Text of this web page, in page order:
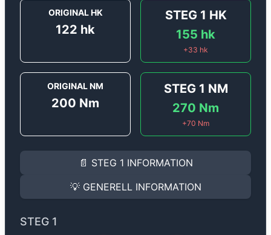
ORIGINAL HK
122 hk
STEG 1 HK
155 hk
+33 hk
ORIGINAL NM
200 Nm
STEG 1 NM
270 Nm
+70 Nm
📄 STEG 1 INFORMATION
INFORMATION
Steg 1
Audi A3 1.4 TSI (CMBA-
Effekten ökar från122 hktill155 hkoch
(+33 hk & +70 Nm).
Ger mer effekt, högre vridmoment, lägre
💡 GENERELL INFORMATION
✅ All mjukvara är skräddarsydd för din bil
STEG 1